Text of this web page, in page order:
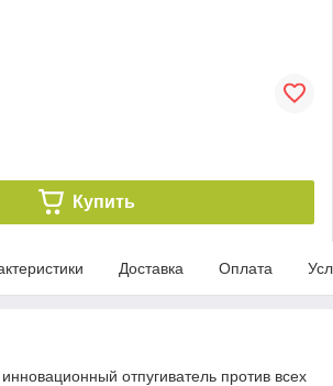
Купить
Доставка Оплата
отпугиватель против всех